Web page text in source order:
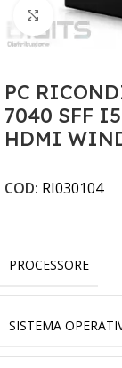
Clicca per
PC
7040 SFF
HDMI
COD: RI030104
PROCESSORE
SISTEMA